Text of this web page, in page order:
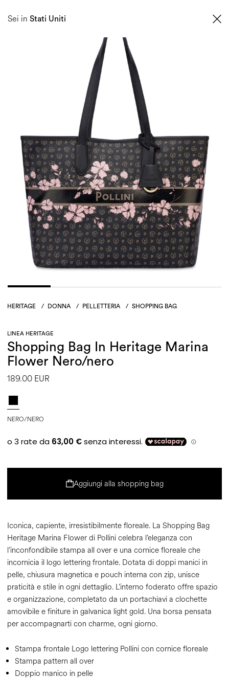
Sei in Stati Uniti
HERITAGE / DONNA / PELLETTERIA / SHOPPING BAG
LINEA HERITAGE
Shopping Bag In Heritage Marina
Flower Nero/nero
189.00 EUR
NERO/NERO
Aggiungi alla shopping bag
Iconica, capiente, irresistibilmente floreale. La Shopping Bag
Heritage Marina Flower di Pollini celebra l’eleganza con
l’inconfondibile stampa all over e una cornice floreale che
incornicia il logo lettering frontale. Dotata di doppi manici in
pelle, chiusura magnetica e pouch interna con zip, unisce
praticità e stile in ogni dettaglio. L’interno foderato offre spazio
e organizzazione, completato da un portachiavi a clochette
amovibile e finiture in galvanica light gold. Una borsa pensata
per accompagnarti con charme, ogni giorno.
Stampa frontale Logo lettering Pollini con cornice floreale
Stampa pattern all over
Doppio manico in pelle